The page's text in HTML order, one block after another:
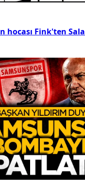
hocası Fink'ten